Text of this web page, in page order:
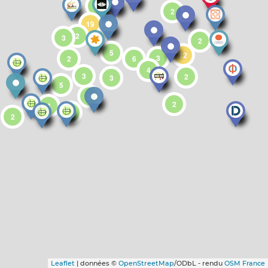
2
2
2
3
3
5
2
4
4
2
6 3
19
3
2
5
3
2
12
2
5
Leaflet | données © OpenStreetMap/ODbL - rendu OSM France